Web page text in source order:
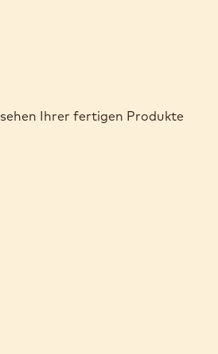
Ihrer fertigen Produkte